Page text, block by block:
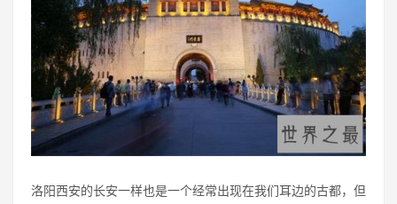
洛阳西安的长安一样也是一个经常出现在我们耳边的古都，但